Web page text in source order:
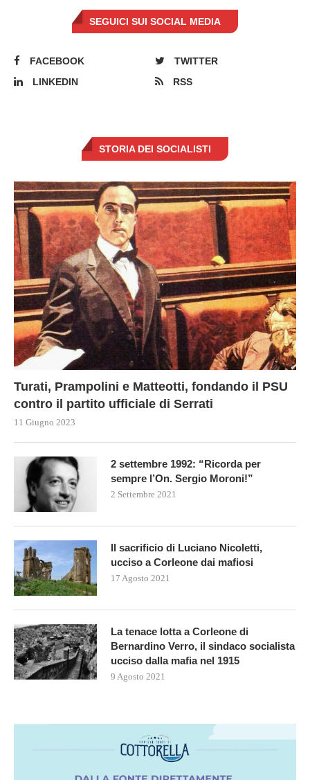
SEGUICI SUI SOCIAL MEDIA
FACEBOOK
TWITTER
LINKEDIN
RSS
STORIA DEI SOCIALISTI
Turati, Prampolini e Matteotti, fondando il PSU
contro il partito ufficiale di Serrati
11 Giugno 2023
2 settembre 1992: “Ricorda per
sempre l’On. Sergio Moroni!”
2 Settembre 2021
Il sacrificio di Luciano Nicoletti,
ucciso a Corleone dai mafiosi
17 Agosto 2021
La tenace lotta a Corleone di
Bernardino Verro, il sindaco socialista
ucciso dalla mafia nel 1915
9 Agosto 2021